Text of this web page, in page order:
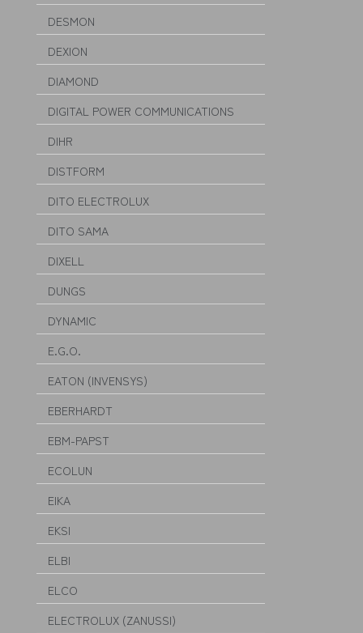
DESMON
DEXION
DIAMOND
DIGITAL POWER COMMUNICATIONS
DIHR
DISTFORM
DITO ELECTROLUX
DITO SAMA
DIXELL
DUNGS
DYNAMIC
E.G.O.
EATON (INVENSYS)
EBERHARDT
EBM-PAPST
ECOLUN
EIKA
EKSI
ELBI
ELCO
ELECTROLUX (ZANUSSI)